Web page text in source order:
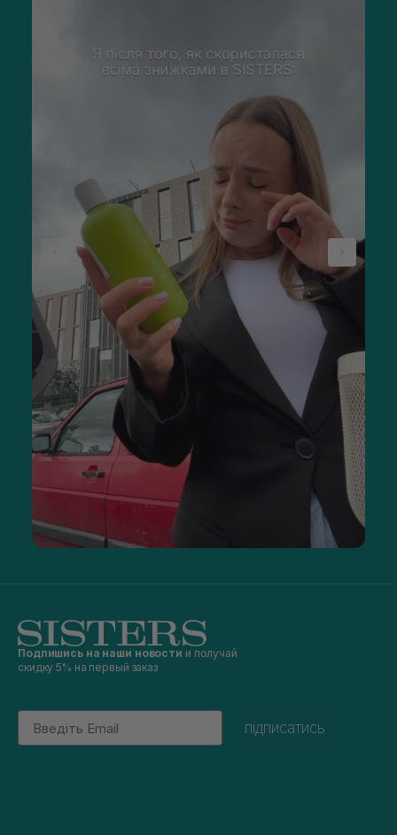
Подпишись на наши новости и получай
скидку 5% на первый заказ
Email
підписатись